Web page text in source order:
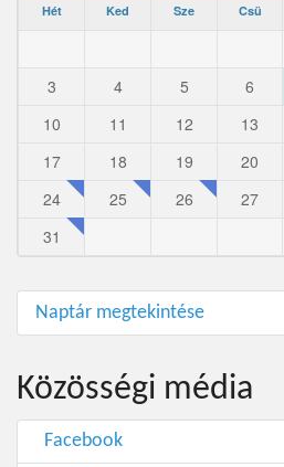
Hét Ked Sze Csü
3
4 5 6
10
11 12 13
17
18 19 20
24
25 26 27
31
Naptár megtekintése
Közösségi média
Facebook